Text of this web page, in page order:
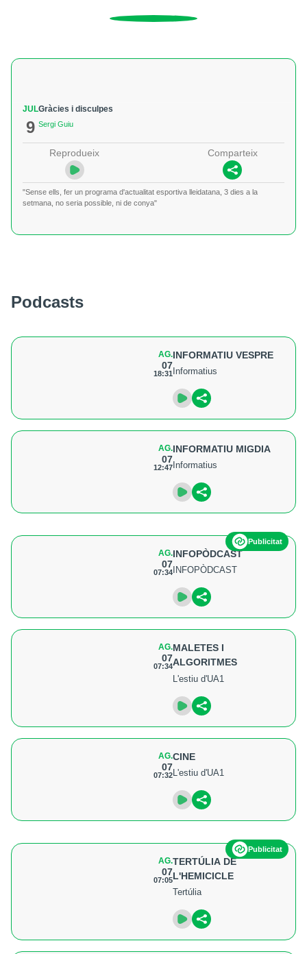
JUL
9
Gràcies i disculpes
Sergi Guiu
Reprodueix Comparteix
"Sense ells, fer un programa d'actualitat esportiva lleidatana, 3 dies a la
setmana, no seria possible, ni de conya"
Podcasts
AG.
07
18:31
INFORMATIU VESPRE
Informatius
AG.
07
12:47
INFORMATIU MIGDIA
Informatius
Publicitat
AG.
07
07:34
INFOPÒDCAST
INFOPÒDCAST
AG.
07
07:34
MALETES I
ALGORITMES
L'estiu d'UA1
AG.
07
07:32
CINE
L'estiu d'UA1
Publicitat
AG.
07
07:05
TERTÚLIA DE
L'HEMICICLE
Tertúlia